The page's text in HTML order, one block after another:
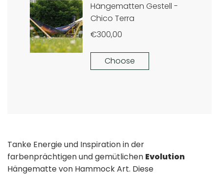
a
d
e
n
.
.
.
Tanke Energie und Inspiration in der
farbenprächtigen und gemütlichen Evolution
Hängematte von Hammock Art. Diese